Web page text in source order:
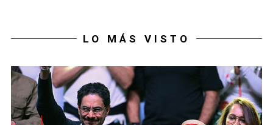
LO MÁS VISTO